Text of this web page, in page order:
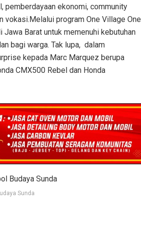
pemberdayaan ekonomi, community
vokasi.Melalui program One Village One
Barat untuk memenuhi kebutuhan
bagi warga. Tak lupa, dalam
kepada Marc Marquez berupa
CMX500 Rebel dan Honda
Sunda